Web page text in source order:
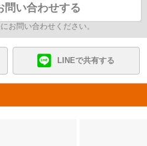
問い合わせする
お問い合わせください。
LINEで共有する